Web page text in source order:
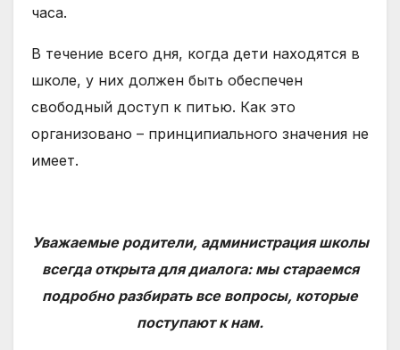
часа.
В течение всего дня, когда дети находятся в
школе, у них должен быть обеспечен
свободный доступ к питью. Как это
организовано – принципиального значения не
имеет.
Уважаемые родители, администрация школы
всегда открыта для диалога: мы стараемся
подробно разбирать все вопросы, которые
поступают к нам.